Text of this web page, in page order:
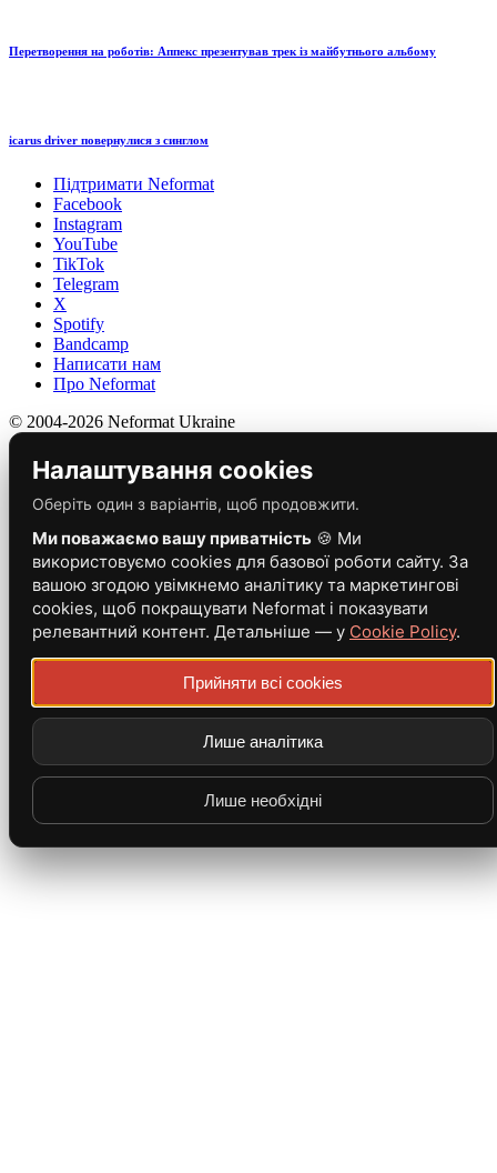
Перетворення на роботів: Аппекс презентував трек із майбутнього альбому
icarus driver повернулися з синглом
Підтримати Neformat
Facebook
Instagram
YouTube
TikTok
Telegram
X
Spotify
Bandcamp
Написати нам
Про Neformat
© 2004-2026 Neformat Ukraine
Налаштування cookies
Оберіть один з варіантів, щоб продовжити.
Ми поважаємо вашу приватність 🍪 Ми
використовуємо cookies для базової роботи сайту. За
вашою згодою увімкнемо аналітику та маркетингові
cookies, щоб покращувати Neformat і показувати
релевантний контент. Детальніше — у Cookie Policy.
Прийняти всі cookies
Лише аналітика
Лише необхідні